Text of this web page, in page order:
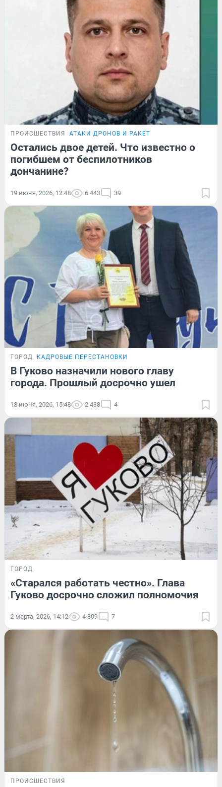
ПРОИСШЕСТВИЯ АТАКИ ДРОНОВ И РАКЕТ
Остались двое детей. Что известно о
погибшем от беспилотников
дончанине?
19 июня, 2026, 12:48 6 443 39
ГОРОД КАДРОВЫЕ ПЕРЕСТАНОВКИ
В Гуково назначили нового главу
города. Прошлый досрочно ушел
18 июня, 2026, 15:48 2 438 4
ГОРОД
«Старался работать честно». Глава
Гуково досрочно сложил полномочия
2 марта, 2026, 14:12 4 809 7
ПРОИСШЕСТВИЯ